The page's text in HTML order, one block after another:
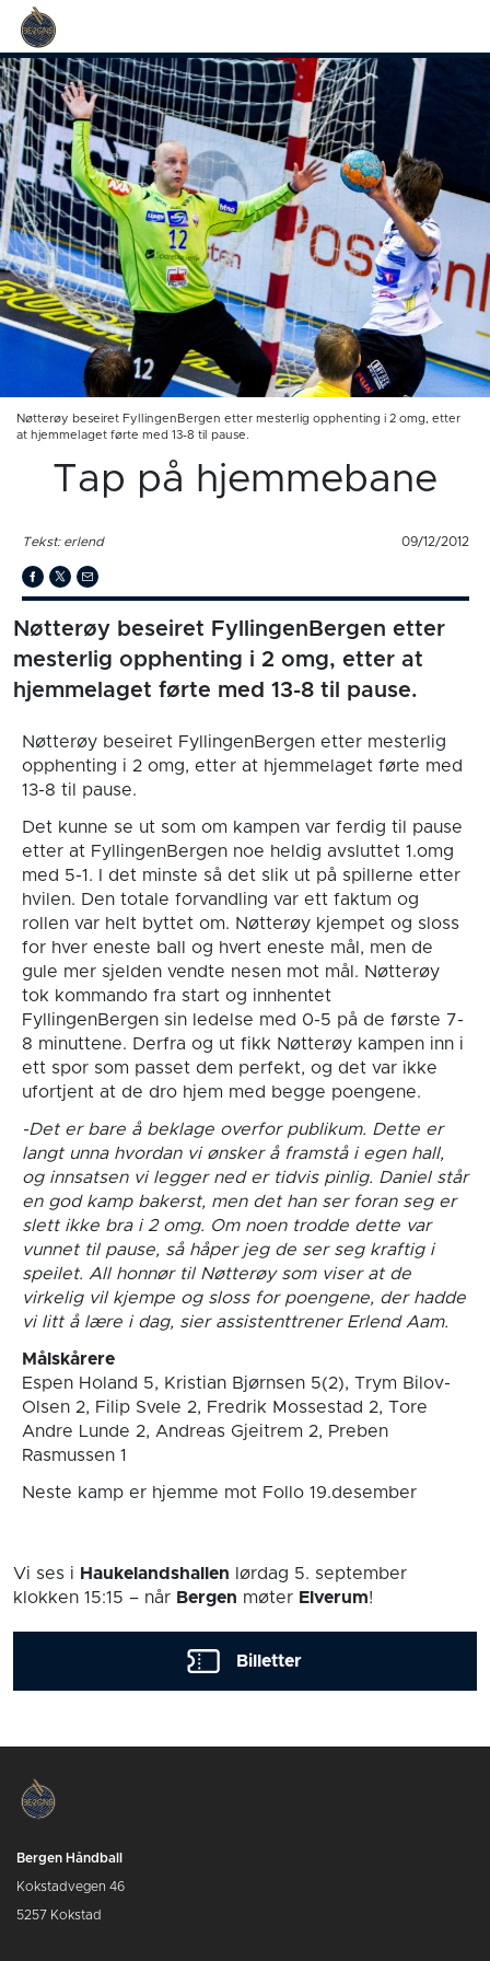
Nøtterøy beseiret FyllingenBergen etter mesterlig opphenting i 2 omg, etter
at hjemmelaget førte med 13-8 til pause.
Tap på hjemmebane
Tekst: erlend 09/12/2012
Nøtterøy beseiret FyllingenBergen etter
mesterlig opphenting i 2 omg, etter at
hjemmelaget førte med 13-8 til pause.
Nøtterøy beseiret FyllingenBergen etter mesterlig
opphenting i 2 omg, etter at hjemmelaget førte med
13-8 til pause.
Det kunne se ut som om kampen var ferdig til pause
etter at FyllingenBergen noe heldig avsluttet 1.omg
med 5-1. I det minste så det slik ut på spillerne etter
hvilen. Den totale forvandling var ett faktum og
rollen var helt byttet om. Nøtterøy kjempet og sloss
for hver eneste ball og hvert eneste mål, men de
gule mer sjelden vendte nesen mot mål. Nøtterøy
tok kommando fra start og innhentet
FyllingenBergen sin ledelse med 0-5 på de første 7-
8 minuttene. Derfra og ut fikk Nøtterøy kampen inn i
ett spor som passet dem perfekt, og det var ikke
ufortjent at de dro hjem med begge poengene.
-Det er bare å beklage overfor publikum. Dette er
langt unna hvordan vi ønsker å framstå i egen hall,
og innsatsen vi legger ned er tidvis pinlig. Daniel står
en god kamp bakerst, men det han ser foran seg er
slett ikke bra i 2 omg. Om noen trodde dette var
vunnet til pause, så håper jeg de ser seg kraftig i
speilet. All honnør til Nøtterøy som viser at de
virkelig vil kjempe og sloss for poengene, der hadde
vi litt å lære i dag, sier assistenttrener Erlend Aam.
Målskårere
Espen Holand 5, Kristian Bjørnsen 5(2), Trym Bilov-
Olsen 2, Filip Svele 2, Fredrik Mossestad 2, Tore
Andre Lunde 2, Andreas Gjeitrem 2, Preben
Rasmussen 1
Neste kamp er hjemme mot Follo 19.desember
Vi ses i Haukelandshallen lørdag 5. september
klokken 15:15 – når Bergen møter Elverum!
Billetter
Bergen Håndball
Kokstadvegen 46
5257 Kokstad